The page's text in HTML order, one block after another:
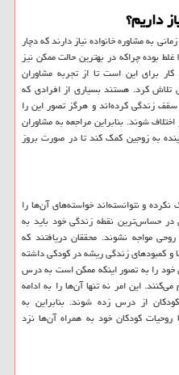
داریم؟
به مشاوره خانواده نیاز دارند که دچار
غلط بوده چراکه در بهترین حالت ممکن نیز
برای این است تا از تجربه مشاوران
تلاش کرد. هستند بسیاری از افرادی که
زندگی کرده‌اند و هرگز تصور این را
شوند. بنابراین مراجعه به مشاوران
به زوجین کمک کند تا در صورت بروز
درک نکرده و نتوانسته‌اند خواسته‌های آن‌ها را
در حساس‌ترین نقطه زندگی خود باید به
مواجه نشوند. محققان دریافتند که
و کمبودهای زندگی ریشه در کودکی داشته
خود را به تصور اینکه ممکن است به درس
این امر نه تنها آن‌ها را به ادامه
از درس زده شوند. بنابراین به
روحیات کودکان خود به همراه آن‌ها نزد